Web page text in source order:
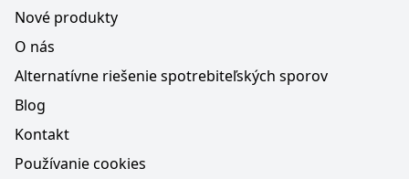
Nové produkty
O nás
Alternatívne riešenie spotrebiteľských sporov
Blog
Kontakt
Používanie cookies